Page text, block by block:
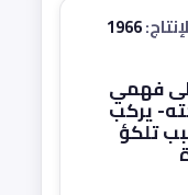
فهمي
يركب
تلكؤ